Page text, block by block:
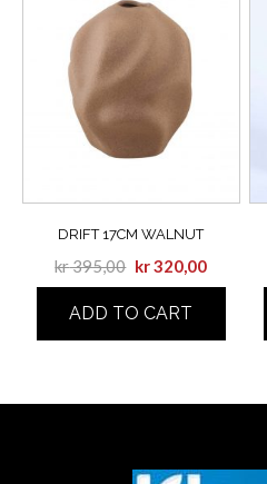
DRIFT 17CM WALNUT
kr395,00 kr320,00
ADD TO CART